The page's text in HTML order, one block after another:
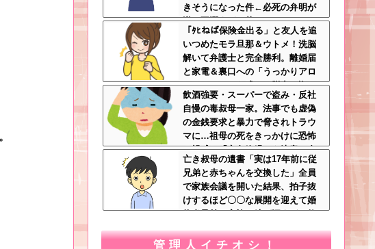
きそうになった件←必死の弁明が
逆に不憫すぎて草
「ﾀﾋねば保険金出る」と友人を追
いつめたモラ旦那＆ウトメ！洗脳
解いて弁護士と完全勝利。離婚届
と家電＆裏口への「うっかりアロ
ンアルファ」を残して脱出←悔し
泣きしながらやることがエグくて
草
飲酒強要・スーパーで盗み・反社
自慢の毒叔母一家。法事でも虚偽
の金銭要求と暴力で脅されトラウ
マに…祖母の死をきっかけに恐怖
の親戚と「永久絶縁」を決意←自
分の身の安全を最優先にして大正
解
亡き叔母の遺書「実は17年前に従
兄弟と赤ちゃんを交換した」全員
で家族会議を開いた結果、拍子抜
けするほど〇〇な展開を迎えて婚
約者呆然←家族の絆が深すぎて修
管理人イチオシ！